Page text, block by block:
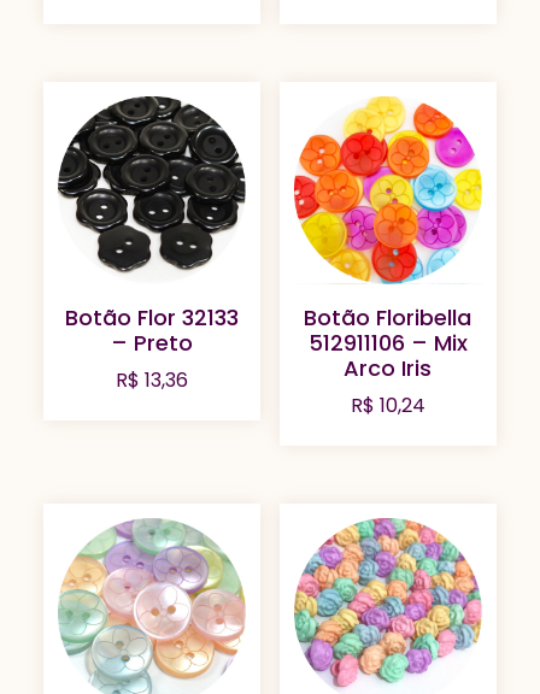
Botão Flor 32133
– Preto
R$ 13,36
Botão Floribella
512911106 – Mix
Arco Iris
R$ 10,24